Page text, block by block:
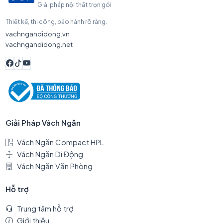
Giải pháp nội thất trọn gói
Thiết kế, thi công, bảo hành rõ ràng.
vachngandidong.vn
vachngandidong.net
Giải Pháp Vách Ngăn
Vách Ngăn Compact HPL
Vách Ngăn Di Động
Vách Ngăn Văn Phòng
Hỗ trợ
Trung tâm hỗ trợ
Giới thiệu